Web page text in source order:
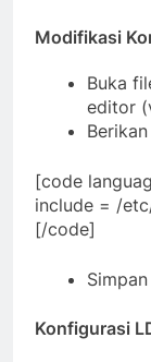
Modifikasi
Buka
editor
[code
include = /
[/code]
Konfigurasi